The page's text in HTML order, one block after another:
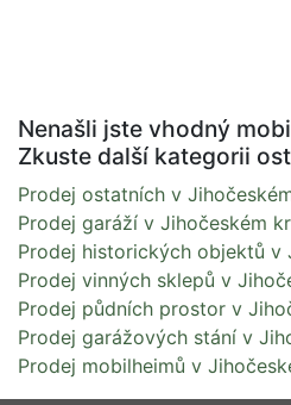
Nenašli jste vhodný
Zkuste další kategorii
Prodej ostatních v
Prodej garáží v Jihočeském
Prodej historických objektů v
Prodej vinných sklepů v
Prodej půdních prostor v
Prodej garážových stání v
Prodej mobilheimů v